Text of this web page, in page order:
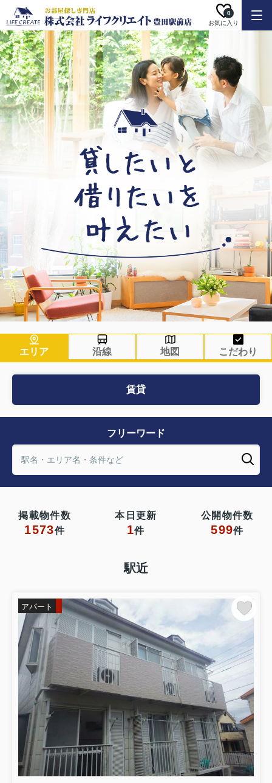
お気に入り
0
エリア 沿線 地図 こだわり
賃貸
フリーワード
掲載物件数
1573件
本日更新
1件
公開物件数
599件
駅近
アパート